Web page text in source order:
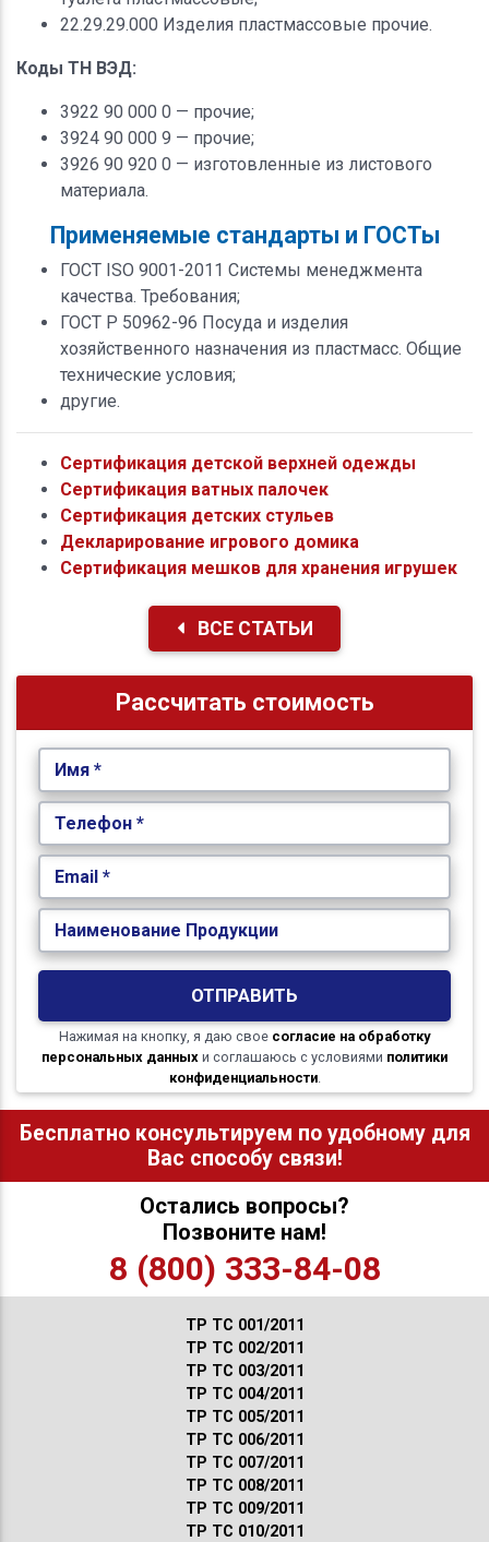
22.29.29.000 Изделия пластмассовые прочие.
Коды ТН ВЭД:
3922 90 000 0 — прочие;
3924 90 000 9 — прочие;
3926 90 920 0 — изготовленные из листового
материала.
Применяемые стандарты и ГОСТы
ГОСТ ISO 9001-2011 Системы менеджмента
качества. Требования;
ГОСТ Р 50962-96 Посуда и изделия
хозяйственного назначения из пластмасс. Общие
технические условия;
другие.
Сертификация детской верхней одежды
Сертификация ватных палочек
Сертификация детских стульев
Декларирование игрового домика
Сертификация мешков для хранения игрушек
ВСЕ СТАТЬИ
Рассчитать стоимость
Имя *
Телефон *
Email *
Наименование Продукции
ОТПРАВИТЬ
Нажимая на кнопку, я даю свое согласие на обработку
персональных данных и соглашаюсь с условиями политики
конфиденциальности.
Бесплатно консультируем по удобному для
Вас способу связи!
Остались вопросы?
Позвоните нам!
8 (800) 333-84-08
ТР ТС 001/2011
ТР ТС 002/2011
ТР ТС 003/2011
ТР ТС 004/2011
ТР ТС 005/2011
ТР ТС 006/2011
ТР ТС 007/2011
ТР ТС 008/2011
ТР ТС 009/2011
ТР ТС 010/2011